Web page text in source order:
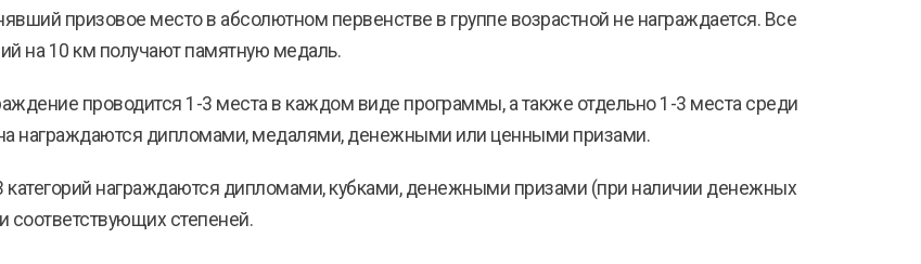
призовое место в абсолютном первенстве в группе возрастной не награждается. Все
на 10 км получают памятную медаль.
проводится 1-3 места в каждом виде программы, а также отдельно 1-3 места среди
награждаются дипломами, медалями, денежными или ценными призами.
награждаются дипломами, кубками, денежными призами (при наличии денежных
степеней.